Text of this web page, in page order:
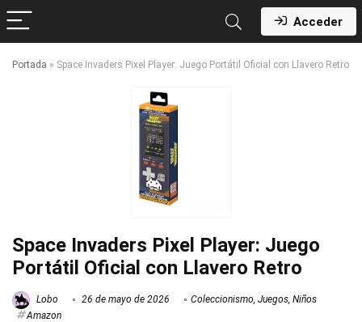
Acceder
Portada » Space Invaders Pixel Player: Juego Portátil Oficial con Llavero Retro
Space Invaders Pixel Player: Juego
Portátil Oficial con Llavero Retro
Lobo 26 de mayo de 2026 Coleccionismo, Juegos, Niños
Amazon